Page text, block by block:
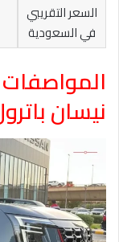
السعر التقريبي
في السعودية
المواصفات
نيسان